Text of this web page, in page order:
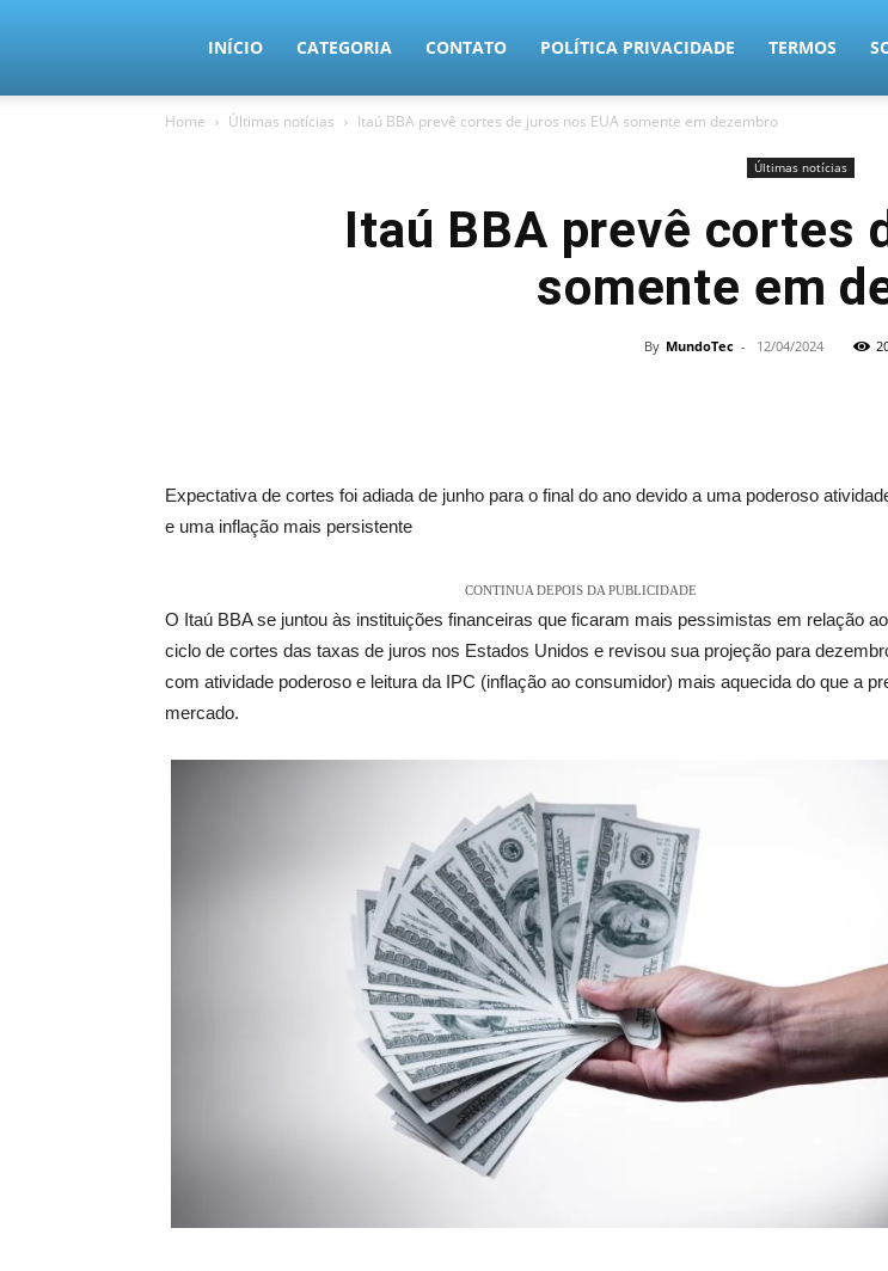
MundoTec
INÍCIO CATEGORIA CONTATO POLÍTICA PRIVACIDADE TERMOS
Home Últimas notícias Itaú BBA prevê cortes de juros nos EUA somente em dezembro
Últimas notícias
Itaú BBA prevê cortes
somente em
By MundoTec - 12/04/2024
Expectativa de cortes foi adiada de junho para o final do ano devido a uma poderoso
e uma inflação mais persistente
CONTINUA DEPOIS DA PUBLICIDADE
O Itaú BBA se juntou às instituições financeiras que ficaram mais pessimistas em relação
ciclo de cortes das taxas de juros nos Estados Unidos e revisou sua projeção para
com atividade poderoso e leitura da IPC (inflação ao consumidor) mais aquecida do que a
mercado.